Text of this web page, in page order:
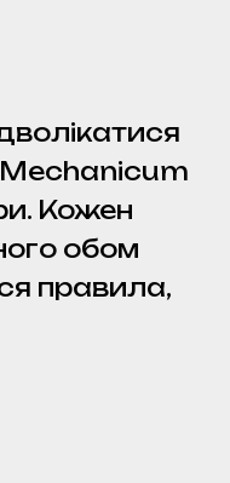
Mechanicum
Кожен
обом
правила,